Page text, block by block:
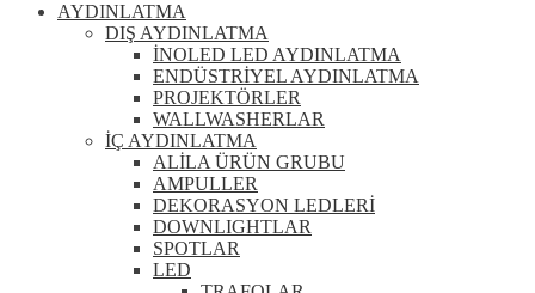
AYDINLATMA
DIŞ AYDINLATMA
İNOLED LED AYDINLATMA
ENDÜSTRİYEL AYDINLATMA
PROJEKTÖRLER
WALLWASHERLAR
İÇ AYDINLATMA
ALİLA ÜRÜN GRUBU
AMPULLER
DEKORASYON LEDLERİ
DOWNLIGHTLAR
SPOTLAR
LED